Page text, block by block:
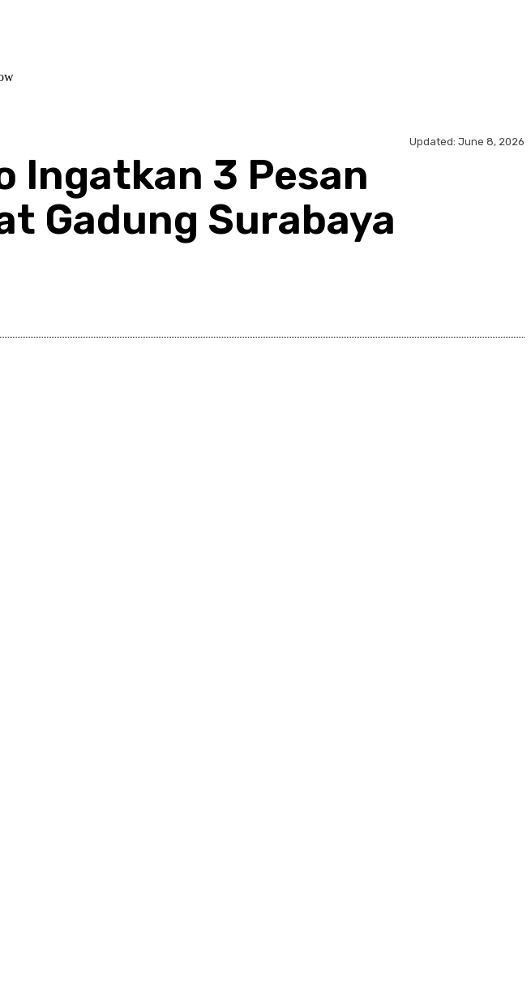
Updated: June 8, 2026
Ingatkan 3 Pesan
Gadung Surabaya